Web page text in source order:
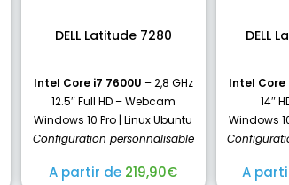
DELL Latitude 7280
Intel Core i7 7600U – 2,8 GHz
12.5″ Full HD – Webcam
Windows 10 Pro | Linux Ubuntu
Configuration personnalisable
A partir de 219,90€
DELL
Intel Core
14″
Windows
A